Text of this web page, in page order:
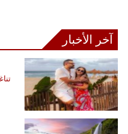
آخر الأخبار